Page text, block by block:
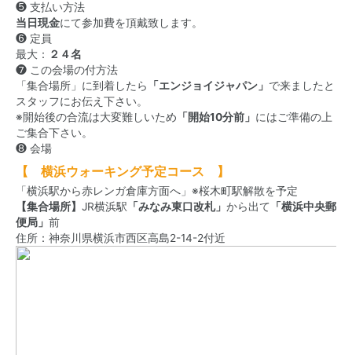
❺ 支払い方法
当日現金にて参加費を頂戴致します。
❻ 定員
最大： ２４名
❼ この会場の付方法
「集合場所」に到着したら
「エンジョイジャパン」 で来ましたと
スタッフにお伝え下さい。
※開始後の合流は大変難しいため 「開始10分前」 にはご準備の上
ご集合下さい。
❽ 会場
【 横浜ウォーキング予定コース 】
「横浜駅から赤レンガ倉庫方面へ」※桜木町駅解散を予定
【集合場所】 JR横浜駅 「みなみ東口改札」 から出て
「横浜中央郵
便局」 前
住所：神奈川県横浜市西区高島2-14-2付近